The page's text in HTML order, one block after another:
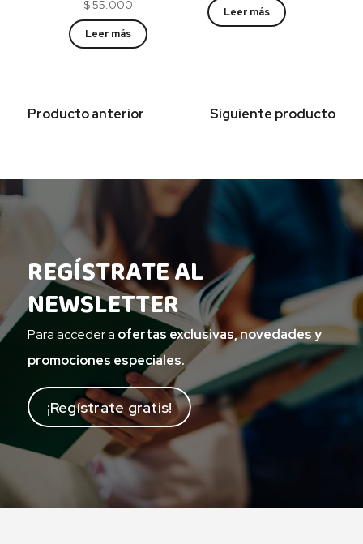
$55.000
Leer más
Leer más
Producto anterior Siguiente producto
REGÍSTRATE AL
NEWSLETTER
Para acceder a ofertas exclusivas, novedades y
promociones especiales.
¡Regístrate gratis!